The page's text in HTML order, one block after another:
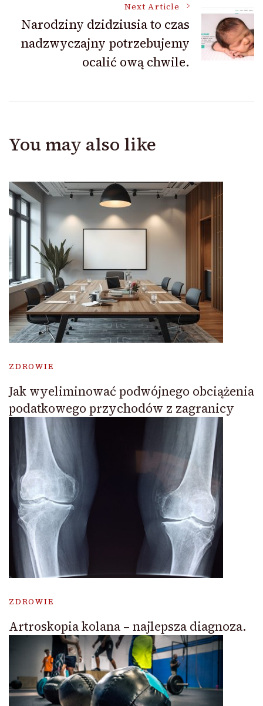
Next Article
Narodziny dzidziusia to czas
nadzwyczajny potrzebujemy
ocalić ową chwile.
You may also like
ZDROWIE
Jak wyeliminować podwójnego obciążenia
podatkowego przychodów z zagranicy
ZDROWIE
Artroskopia kolana – najlepsza diagnoza.